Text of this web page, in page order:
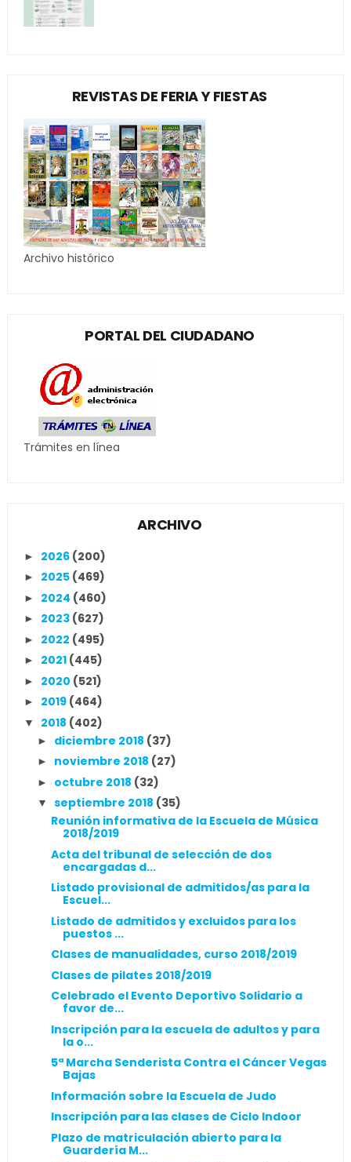
REVISTAS DE FERIA Y FIESTAS
Archivo histórico
PORTAL DEL CIUDADANO
Trámites en línea
ARCHIVO
► 2026 (200)
► 2025 (469)
► 2024 (460)
► 2023 (627)
► 2022 (495)
► 2021 (445)
► 2020 (521)
► 2019 (464)
▼ 2018 (402)
► diciembre 2018 (37)
► noviembre 2018 (27)
► octubre 2018 (32)
▼ septiembre 2018 (35)
Reunión informativa de la Escuela de Música
2018/2019
Acta del tribunal de selección de dos
encargadas d...
Listado provisional de admitidos/as para la
Escuel...
Listado de admitidos y excluidos para los
puestos ...
Clases de manualidades, curso 2018/2019
Clases de pilates 2018/2019
Celebrado el Evento Deportivo Solidario a
favor de...
Inscripción para la escuela de adultos y para
la o...
5ª Marcha Senderista Contra el Cáncer Vegas
Bajas
Información sobre la Escuela de Judo
Inscripción para las clases de Ciclo Indoor
Plazo de matriculación abierto para la
Guardería M...